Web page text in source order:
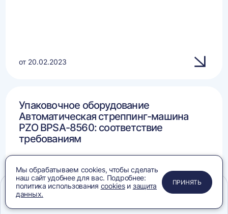
от 20.02.2023
Упаковочное оборудование
Автоматическая стреппинг-машина
PZO BPSA-8560: соответствие
требованиям
ПРИМЕНИТЬ
ЗАКРЫТЬ
ЗАКРЫТЬ
ЗАКРЫТЬ
Мы обрабатываем cookies, чтобы сделать
наш сайт удобнее для вас. Подробнее:
политика использования cookiesи защита
данных.
ПРИНЯТЬ